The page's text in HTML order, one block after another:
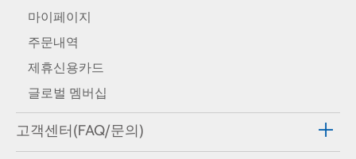
마이페이지
주문내역
제휴신용카드
글로벌 멤버십
고객센터(FAQ/문의)